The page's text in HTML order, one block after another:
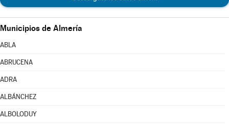
Municipios de Almería
ABLA
ABRUCENA
ADRA
ALBÁNCHEZ
ALBOLODUY